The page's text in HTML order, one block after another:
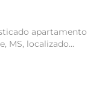
apartamento
MS, localizado